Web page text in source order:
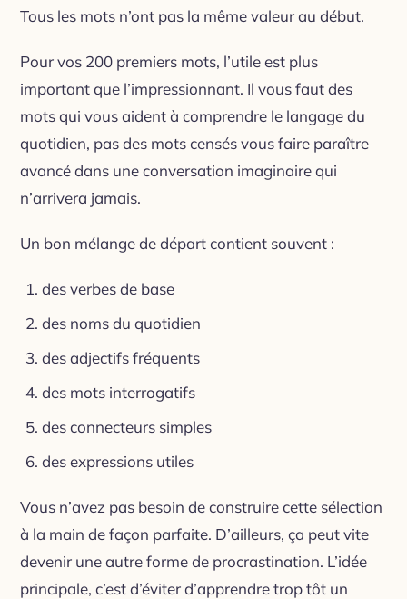
Tous les mots n’ont pas la même valeur au début.
Pour vos 200 premiers mots, l’utile est plus
important que l’impressionnant. Il vous faut des
mots qui vous aident à comprendre le langage du
quotidien, pas des mots censés vous faire paraître
avancé dans une conversation imaginaire qui
n’arrivera jamais.
Un bon mélange de départ contient souvent :
des verbes de base
des noms du quotidien
des adjectifs fréquents
des mots interrogatifs
des connecteurs simples
des expressions utiles
Vous n’avez pas besoin de construire cette sélection
à la main de façon parfaite. D’ailleurs, ça peut vite
devenir une autre forme de procrastination. L’idée
principale, c’est d’éviter d’apprendre trop tôt un